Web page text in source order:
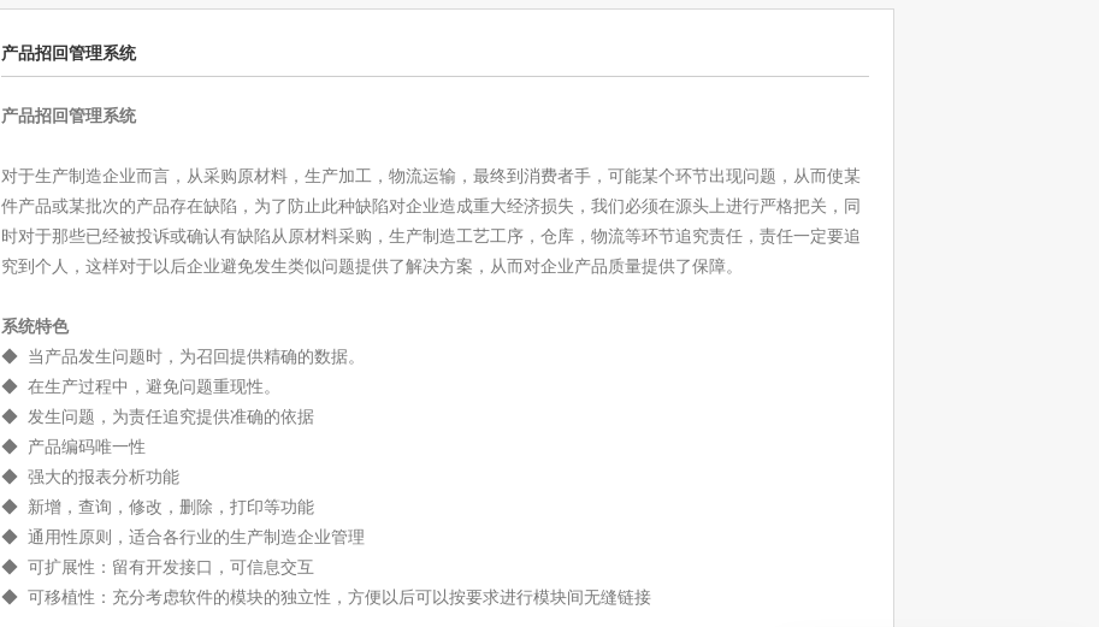
产品招回管理系统
产品招回管理系统
对于生产制造企业而言，从采购原材料，生产加工，物流运输，最终到消费者手，可能某个环节出现问题，从而使某
件产品或某批次的产品存在缺陷，为了防止此种缺陷对企业造成重大经济损失，我们必须在源头上进行严格把关，同
时对于那些已经被投诉或确认有缺陷从原材料采购，生产制造工艺工序，仓库，物流等环节追究责任，责任一定要追
究到个人，这样对于以后企业避免发生类似问题提供了解决方案，从而对企业产品质量提供了保障。
系统特色
◆ 当产品发生问题时，为召回提供精确的数据。
◆ 在生产过程中，避免问题重现性。
◆ 发生问题，为责任追究提供准确的依据
◆ 产品编码唯一性
◆ 强大的报表分析功能
◆ 新增，查询，修改，删除，打印等功能
◆ 通用性原则，适合各行业的生产制造企业管理
◆ 可扩展性：留有开发接口，可信息交互
◆ 可移植性：充分考虑软件的模块的独立性，方便以后可以按要求进行模块间无缝链接